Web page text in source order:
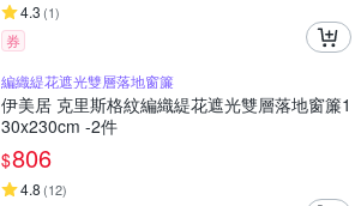
4.3 (1)
券
編織緹花遮光雙層落地窗簾
伊美居 克里斯格紋編織緹花遮光雙層落地窗簾1
30x230cm -2件
$806
4.8 (12)